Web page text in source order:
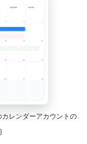
レンダーアカウントの